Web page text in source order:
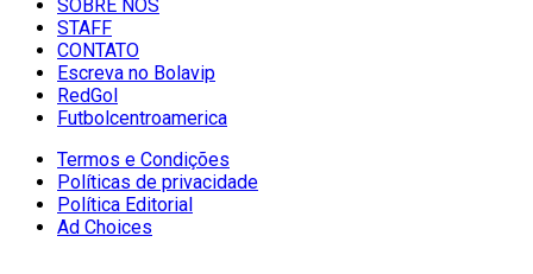
SOBRE NÓS
STAFF
CONTATO
Escreva no Bolavip
RedGol
Futbolcentroamerica
Termos e Condições
Políticas de privacidade
Política Editorial
Ad Choices